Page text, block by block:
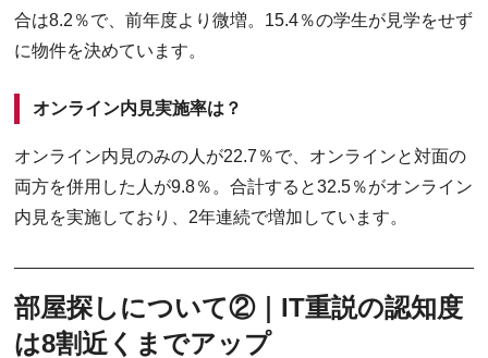
合は8.2％で、前年度より微増。15.4％の学生が見学をせず
に物件を決めています。
オンライン内見実施率は？
オンライン内見のみの人が22.7％で、オンラインと対面の
両方を併用した人が9.8％。合計すると32.5％がオンライン
内見を実施しており、2年連続で増加しています。
部屋探しについて②｜IT重説の認知度
は8割近くまでアップ